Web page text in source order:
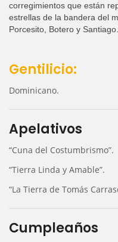
corregimientos que están
estrellas de la bandera del
Porcesito, Botero y Santiago.
Gentilicio:
Dominicano.
Apelativos
“Cuna del Costumbrismo”.
“Tierra Linda y Amable”.
“La Tierra de Tomás
Cumpleaños